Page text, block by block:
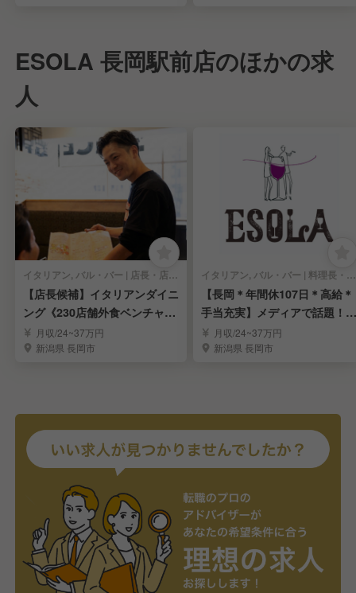
ESOLA 長岡駅前店のほかの求
人
イタリアン, バル・バー | 店長・店長候補
【店長候補】イタリアンダイニ
ング《230店舗外食ベンチャ
ー》最短内定2週間
月収/24~37万円
新潟県 長岡市
イタリアン, バル・バー | 料理長・料理長候補
【長岡＊年間休107日＊高給＊
手当充実】メディアで話題！新
感覚のワインバル
月収/24~37万円
新潟県 長岡市